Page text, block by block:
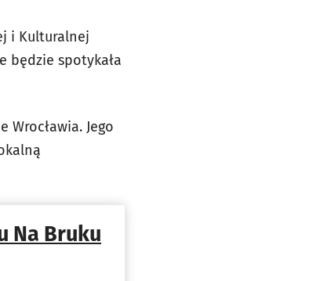
i Kulturalnej
będzie spotykała
Jego
Na Bruku